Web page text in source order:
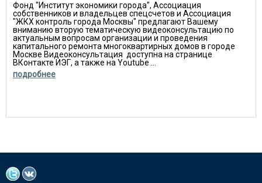
Фонд "Институт экономики города", Ассоциация
собственников и владельцев спецсчетов и Ассоциация
"ЖКХ контроль города Москвы" предлагают Вашему
вниманию вторую тематическую видеоконсультацию по
актуальным вопросам организации и проведения
капитального ремонта многоквартирных домов в городе
Москве Видеоконсультация доступна на странице
ВКонтакте ИЭГ, а также на Youtube ...
подробнее